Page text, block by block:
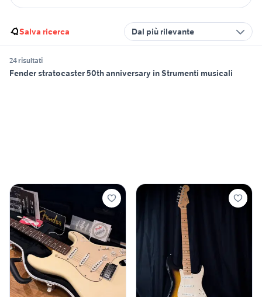
Salva ricerca Dal più rilevante
24 risultati
Fender stratocaster 50th anniversary in Strumenti musicali